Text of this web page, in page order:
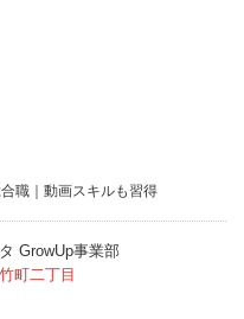
職｜動画スキルも習得
GrowUp事業部
町二丁目